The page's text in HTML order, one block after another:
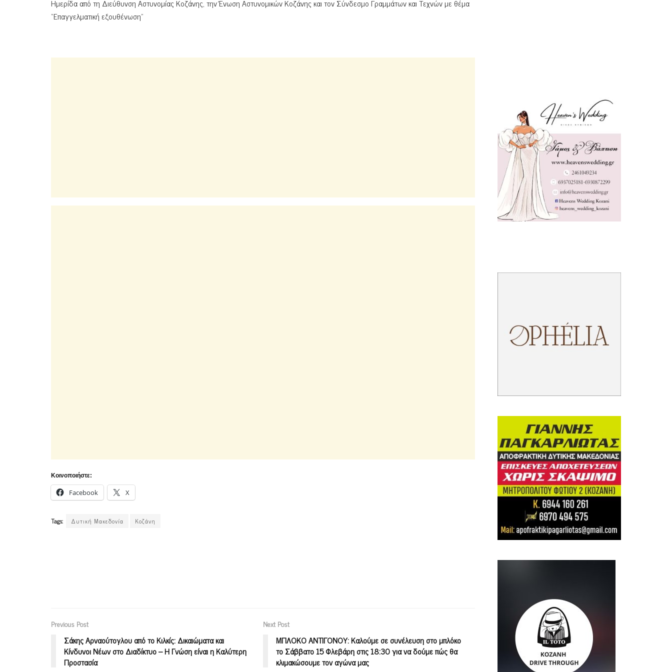
Ημερίδα από τη Διεύθυνση Αστυνομίας Κοζάνης, την Ένωση Αστυνομικών Κοζάνης και τον Σύνδεσμο Γραμμάτων και Τεχνών με θέμα
“Επαγγελματική εξουθένωση”
Κοινοποιήστε:
Facebook X
Tags: Δυτική Μακεδονία Κοζάνη
Previous Post
Σάκης Αρναούτογλου από το Κιλκίς: Δικαιώματα και
Κίνδυνοι Νέων στο Διαδίκτυο – Η Γνώση είναι η Καλύτερη
Προστασία
Next Post
ΜΠΛΟΚΟ ΑΝΤΙΓΟΝΟΥ: Καλούμε σε συνέλευση στο μπλόκο
το Σάββατο 15 Φλεβάρη στις 18:30 για να δούμε πώς θα
κλιμακώσουμε τον αγώνα μας